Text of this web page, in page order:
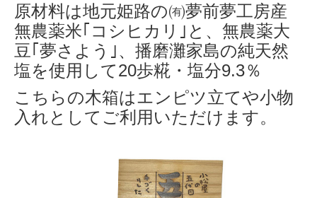
原材料は地元姫路の㈲夢前夢工房産
無農薬米｢コシヒカリ｣と、無農薬大
豆｢夢さよう｣、播磨灘家島の純天然
塩を使用して20歩糀・塩分9.3％
こちらの木箱はエンピツ立てや小物
入れとしてご利用いただけます。